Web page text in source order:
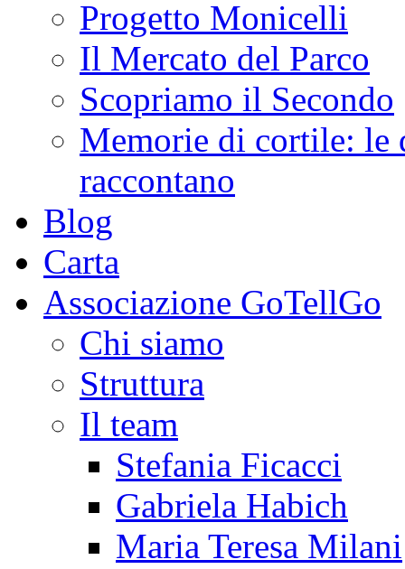
Progetto Monicelli
Il Mercato del Parco
Scopriamo il Secondo
Memorie di cortile: le
raccontano
Blog
Carta
Associazione GoTellGo
Chi siamo
Struttura
Il team
Stefania Ficacci
Gabriela Habich
Maria Teresa Milani